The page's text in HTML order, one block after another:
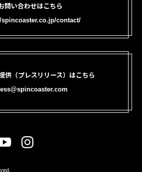
問い合わせはこちら
spincoaster.co.jp/contact/
供（プレスリリース）はこちら